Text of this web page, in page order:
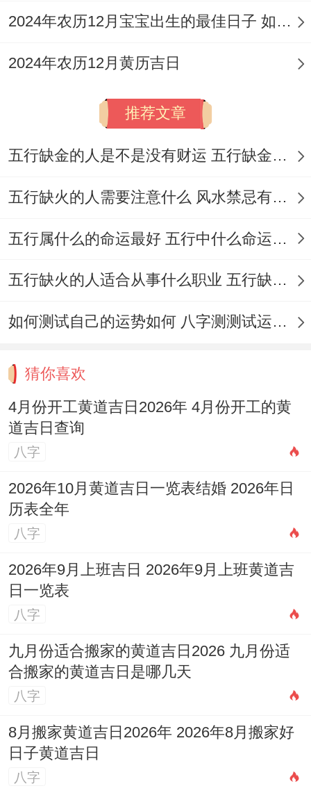
项，如开市，交易、立券，入宅、移徙，动
虽说如此是冲猴煞北；但只需相关生肖
（猴）的人稍加注意即可,无碍大局。
看着一天同样是司命黄道吉日 。且有「岁
德」吉神相助，也是一个非常强有力的吉
非常适合开业、动土等重大事项的开始...
着两日是4月中能量最为与谐、寓意最佳的
3.3.4月3日
（星期五,农历二月十六）
此日为
。天德是慈祥与瑞的标
记，此日开业，寓意得到上天眷顾，德泽四
方...虽然当日星宿为「亢金龙」（凶），但
黄道吉日的能量较强，仍是一个不错的选
4.怎样选择最适合你的吉日
知道了哪些是吉日,下一步就是从着些好日子
里选出最适合你个人与具体项目的那个。
4.1.首要原则:避开生肖相冲
把其实吧，是选择吉日最基本也最首要的原
则，所谓「冲」;意思是地支相冲;代表某种
能量的对抗与不稳定，
千万要确保所选日子
2024年农历12月宝宝出生的最佳日子 如何挑选适合的吉日
2024年农历12月黄历吉日
推荐文章
五行缺金的人是不是没有财运 五行缺金的人命运好不好
五行缺火的人需要注意什么 风水禁忌有哪些
五行属什么的命运最好 五行中什么命运势旺盛
五行缺火的人适合从事什么职业 五行缺火的人适合从事的职业有哪些
如何测试自己的运势如何 八字测测试运运程
猜你喜欢
4月份开工黄道吉日2026年 4月份开工的黄
道吉日查询
八字
2026年10月黄道吉日一览表结婚 2026年日
历表全年
八字
2026年9月上班吉日 2026年9月上班黄道吉
日一览表
八字
九月份适合搬家的黄道吉日2026 九月份适
合搬家的黄道吉日是哪几天
八字
8月搬家黄道吉日2026年 2026年8月搬家好
日子黄道吉日
八字